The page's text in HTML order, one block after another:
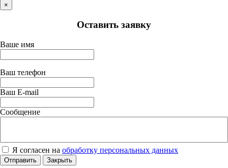
×
Оставить заявку
Ваше имя
Ваш телефон
Ваш E-mail
Сообщение
Я согласен на обработку персональных данных
Отправить Закрыть